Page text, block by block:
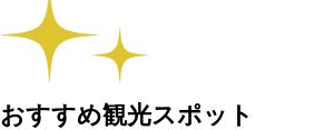
おすすめ観光スポット